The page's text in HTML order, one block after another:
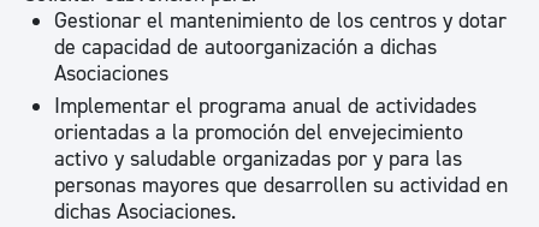
Gestionar el mantenimiento de los centros y dotar
de capacidad de autoorganización a dichas
Asociaciones
Implementar el programa anual de actividades
orientadas a la promoción del envejecimiento
activo y saludable organizadas por y para las
personas mayores que desarrollen su actividad en
dichas Asociaciones.